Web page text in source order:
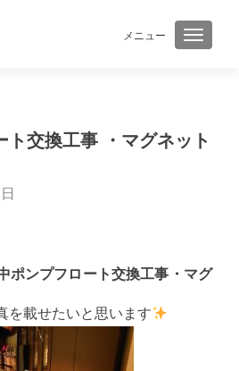
メニュー ナビゲ
ト交換工事 ・マグネット
ポンプフロート交換工事 ・マグ
を載せたいと思います